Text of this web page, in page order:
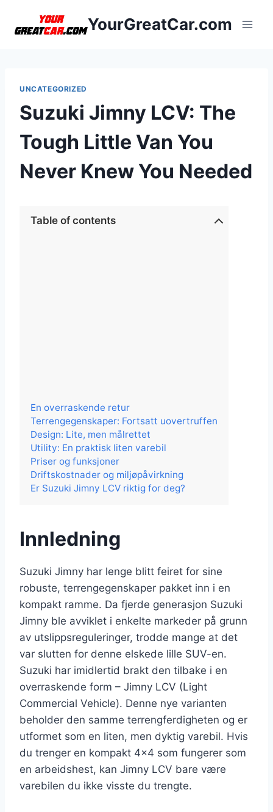
YourGreatCar.com
UNCATEGORIZED
Suzuki Jimny LCV: The
Tough Little Van You
Never Knew You Needed
Table of contents
En overraskende retur
Terrengegenskaper: Fortsatt uovertruffen
Design: Lite, men målrettet
Utility: En praktisk liten varebil
Priser og funksjoner
Driftskostnader og miljøpåvirkning
Er Suzuki Jimny LCV riktig for deg?
Innledning
Suzuki Jimny har lenge blitt feiret for sine
robuste, terrengegenskaper pakket inn i en
kompakt ramme. Da fjerde generasjon Suzuki
Jimny ble avviklet i enkelte markeder på grunn
av utslippsreguleringer, trodde mange at det
var slutten for denne elskede lille SUV-en.
Suzuki har imidlertid brakt den tilbake i en
overraskende form – Jimny LCV (Light
Commercial Vehicle). Denne nye varianten
beholder den samme terrengferdigheten og er
utformet som en liten, men dyktig varebil. Hvis
du trenger en kompakt 4×4 som fungerer som
en arbeidshest, kan Jimny LCV bare være
varebilen du ikke visste du trengte.